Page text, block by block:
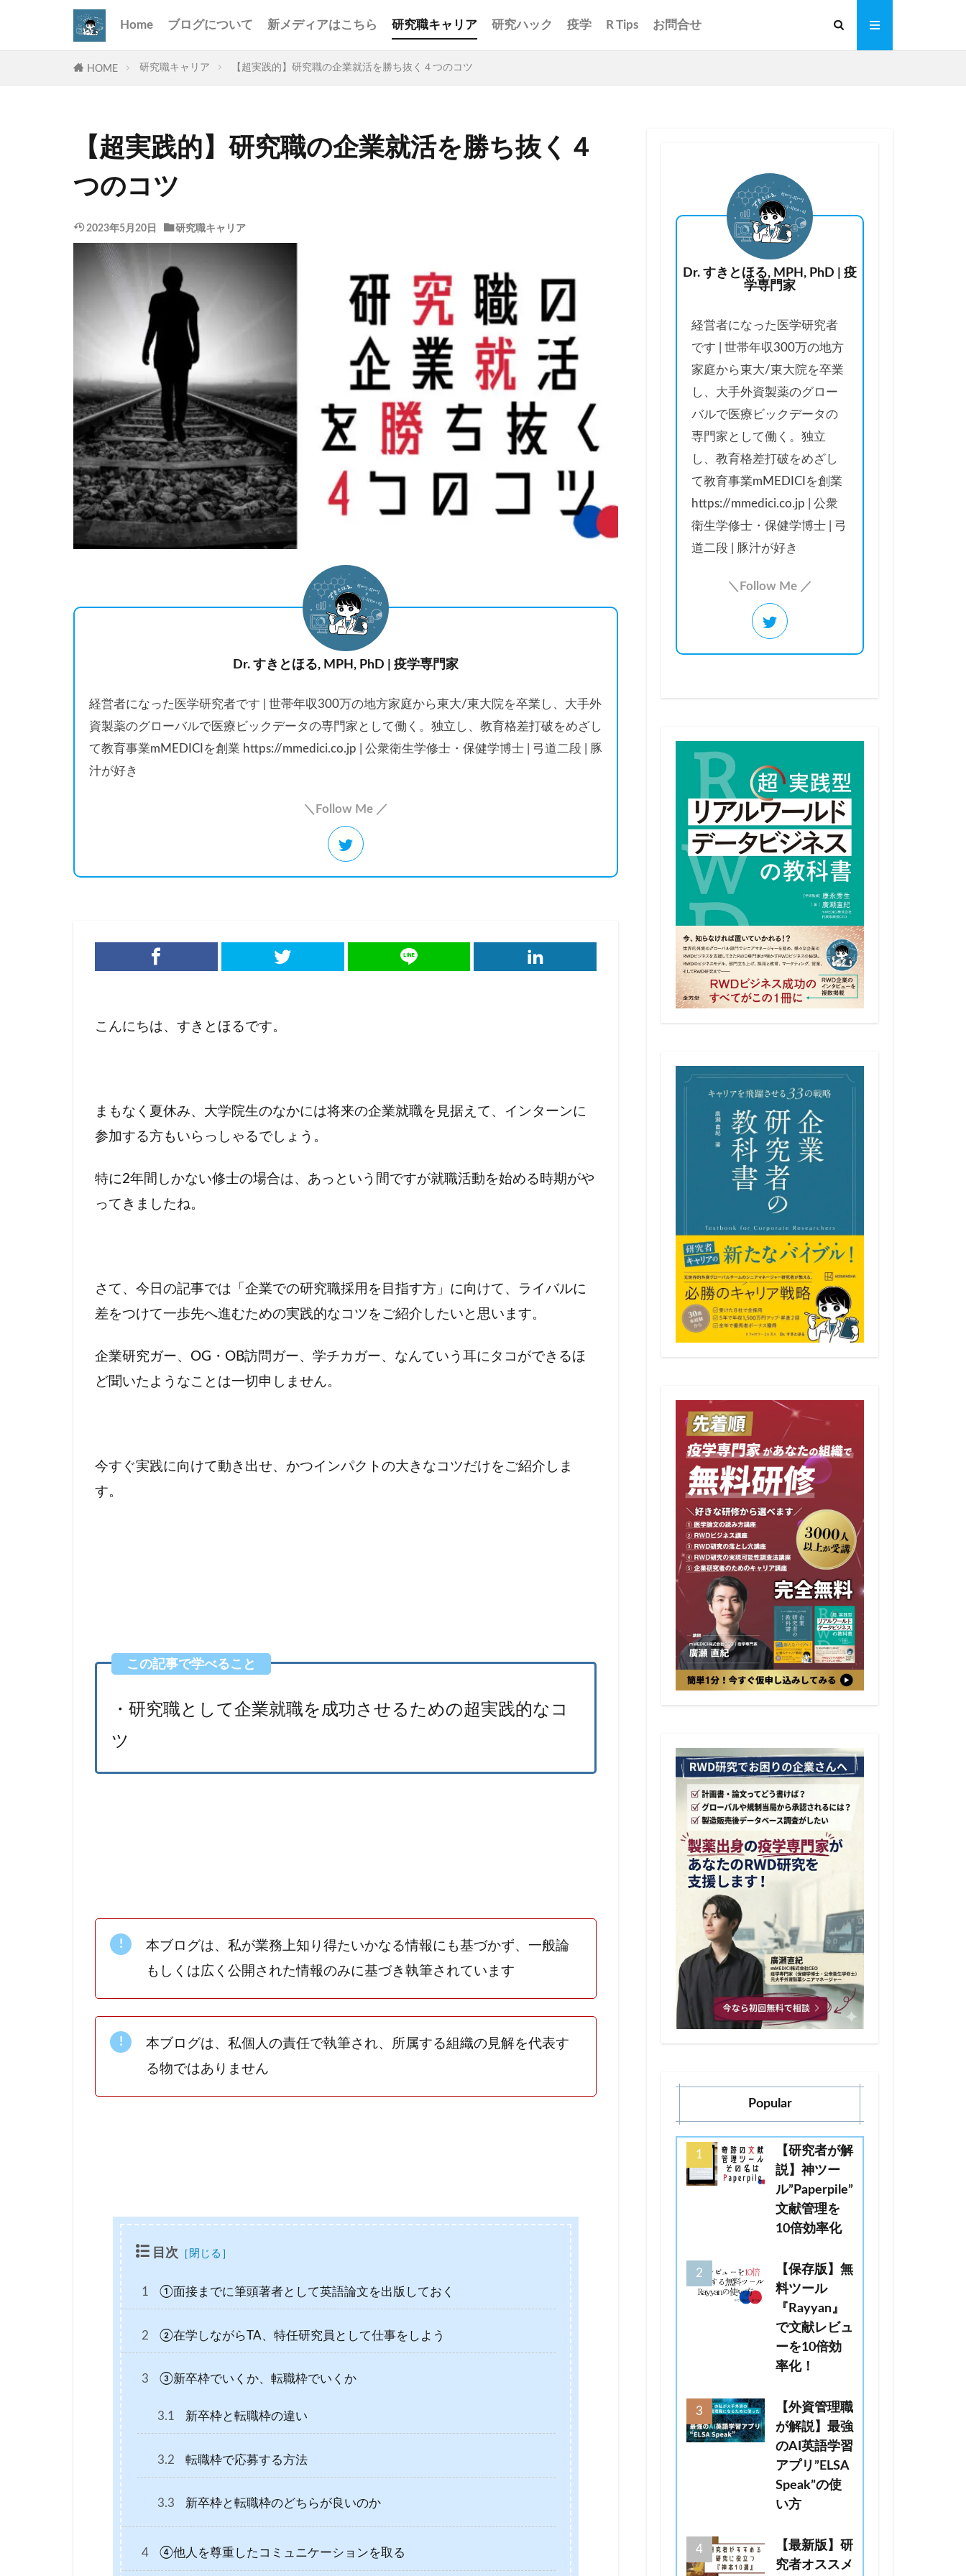
Home ブログについて 新メディアはこちら 研究職キャリア 研究ハック 疫学 R Tips お問合せ
HOME 研究職キャリア 【超実践的】研究職の企業就活を勝ち抜く４つのコツ
【超実践的】研究職の企業就活を勝ち抜く４
つのコツ
2023年5月20日 研究職キャリア
Dr. すきとほる, MPH, PhD | 疫学専門家
経営者になった医学研究者です | 世帯年収300万の地方家庭から東大/東大院を卒業し、大手外
資製薬のグローバルで医療ビックデータの専門家として働く。独立し、教育格差打破をめざし
て教育事業mMEDICIを創業 https://mmedici.co.jp | 公衆衛生学修士・保健学博士 | 弓道二段 | 豚
汁が好き
＼Follow Me ／
こんにちは、すきとほるです。
まもなく夏休み、大学院生のなかには将来の企業就職を見据えて、インターンに
参加する方もいらっしゃるでしょう。
特に2年間しかない修士の場合は、あっという間ですが就職活動を始める時期がや
ってきましたね。
さて、今日の記事では「企業での研究職採用を目指す方」に向けて、ライバルに
差をつけて一歩先へ進むための実践的なコツをご紹介したいと思います。
企業研究ガー、OG・OB訪問ガー、学チカガー、なんていう耳にタコができるほ
ど聞いたようなことは一切申しません。
今すぐ実践に向けて動き出せ、かつインパクトの大きなコツだけをご紹介しま
す。
・研究職として企業就職を成功させるための超実践的なコ
ツ
本ブログは、私が業務上知り得たいかなる情報にも基づかず、一般論
もしくは広く公開された情報のみに基づき執筆されています
本ブログは、私個人の責任で執筆され、所属する組織の見解を代表す
る物ではありません
目次
1 ①面接までに筆頭著者として英語論文を出版しておく
2 ②在学しながらTA、特任研究員として仕事をしよう
3 ③新卒枠でいくか、転職枠でいくか
3.1 新卒枠と転職枠の違い
3.2 転職枠で応募する方法
3.3 新卒枠と転職枠のどちらが良いのか
4 ④他人を尊重したコミュニケーションを取る
Dr. すきとほる, MPH, PhD | 疫
学専門家
経営者になった医学研究者
です | 世帯年収300万の地方
家庭から東大/東大院を卒業
し、大手外資製薬のグロー
バルで医療ビックデータの
専門家として働く。独立
し、教育格差打破をめざし
て教育事業mMEDICIを創業
https://mmedici.co.jp | 公衆
衛生学修士・保健学博士 | 弓
道二段 | 豚汁が好き
＼Follow Me ／
Popular
【研究者が解
説】神ツー
ル”Paperpile”
文献管理を
10倍効率化
【保存版】無
料ツール
『Rayyan』
で文献レビュ
ーを10倍効
率化！
【外資管理職
が解説】最強
のAI英語学習
アプリ”ELSA
Speak”の使
い方
【最新版】研
究者オススメ